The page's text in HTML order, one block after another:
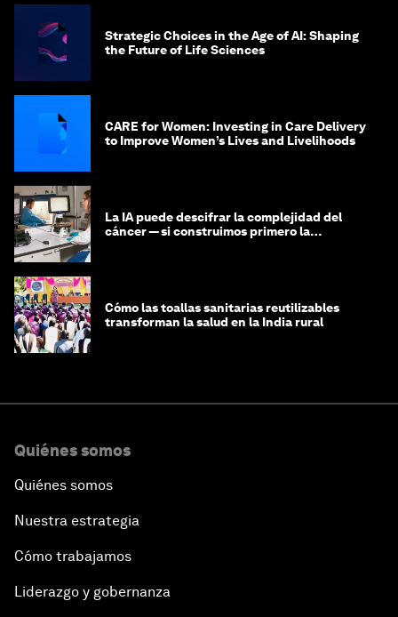
Strategic Choices in the Age of AI: Shaping
the Future of Life Sciences
CARE for Women: Investing in Care Delivery
to Improve Women’s Lives and Livelihoods
La IA puede descifrar la complejidad del
cáncer — si construimos primero la
Cómo las toallas sanitarias reutilizables
transforman la salud en la India rural
Quiénes somos
Quiénes somos
Nuestra estrategia
Cómo trabajamos
Liderazgo y gobernanza